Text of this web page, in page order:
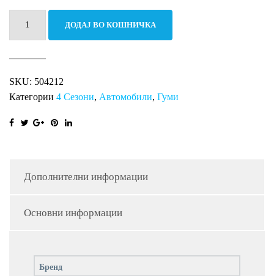
RI
количина
ДОДАЈ ВО КОШНИЧКА
SKU: 504212
Категории 4 Сезони, Автомобили, Гуми
Дополнителни информации
Основни информации
Бренд